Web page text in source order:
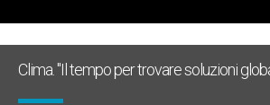
Clima. "Il tempo per trovare soluzioni